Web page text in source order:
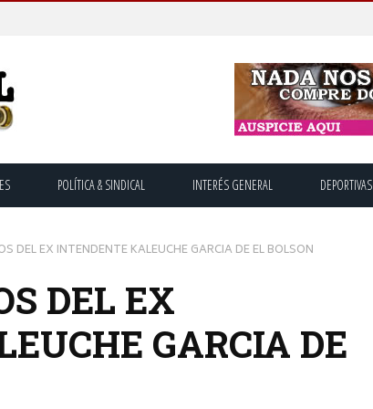
POLÍTICA & SINDICAL INTERÉS GENERAL DEPORTIVAS
DEL EX INTENDENTE KALEUCHE GARCIA DE EL BOLSON
DEL EX
GARCIA DE